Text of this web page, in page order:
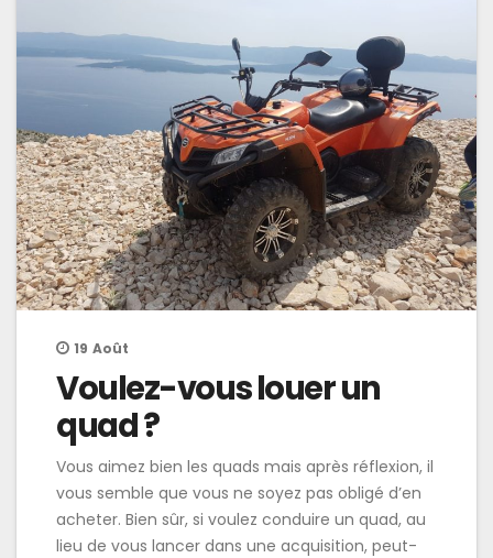
19 Août
Voulez-vous louer un
quad ?
Vous aimez bien les quads mais après réflexion, il
vous semble que vous ne soyez pas obligé d’en
acheter. Bien sûr, si voulez conduire un quad, au
lieu de vous lancer dans une acquisition, peut-